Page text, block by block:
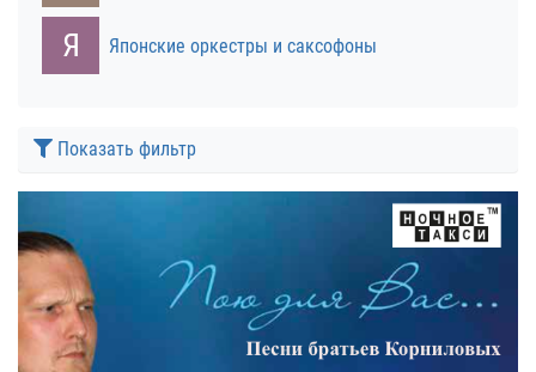
Я Японские оркестры и саксофоны
Показать фильтр